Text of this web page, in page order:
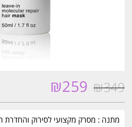
₪349
המחיר
₪349.
₪259
₪259.
מתנה : מסרק מקצועי לסירוק